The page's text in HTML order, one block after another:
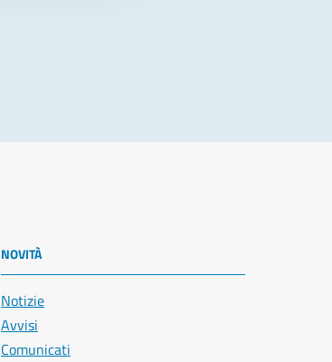
NOVITÀ
Notizie
Avvisi
Comunicati